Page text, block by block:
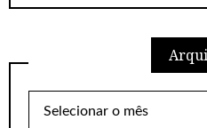
Arquivos